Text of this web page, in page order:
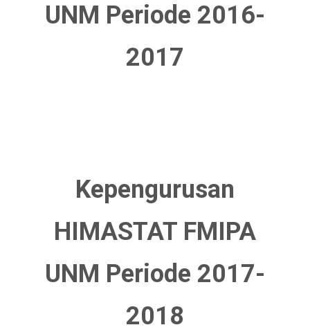
UNM Periode 2016-
2017
Kepengurusan
HIMASTAT FMIPA
UNM Periode 2017-
2018